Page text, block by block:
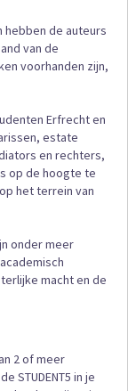
hebben de auteurs
van de
voorhanden zijn,
Erfrecht en
estate
en rechters,
op de hoogte te
het terrein van
onder meer
macht en de
2 of meer
STUDENT5 in je